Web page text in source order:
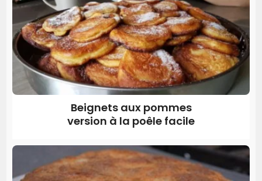
Beignets aux pommes
version à la poêle facile